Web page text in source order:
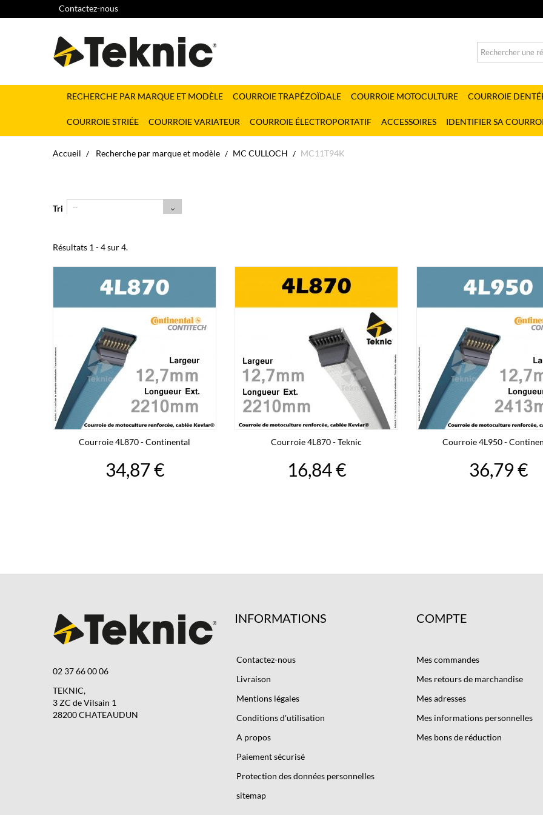
Contactez-nous
RECHERCHE PAR MARQUE ET MODÈLE COURROIE TRAPÉZOÏDALE COURROIE MOTOCULTURE COURROIE
COURROIE STRIÉE COURROIE VARIATEUR COURROIE ÉLECTROPORTATIF ACCESSOIRES IDENTIFIER SA
Accueil Recherche par marque et modèle MC CULLOCH MC11T94K
Tri --
Résultats 1 - 4 sur 4.
Courroie 4L870 - Continental
34,87 €
Courroie 4L870 - Teknic
16,84 €
Courroie 4L950 -
36,79 €
02 37 66 00 06
TEKNIC,
3 ZC de Vilsain 1
28200 CHATEAUDUN
INFORMATIONS
Contactez-nous
Livraison
Mentions légales
Conditions d'utilisation
A propos
Paiement sécurisé
Protection des données personnelles
sitemap
COMPTE
Mes commandes
Mes retours de marchandise
Mes adresses
Mes informations personnelles
Mes bons de réduction